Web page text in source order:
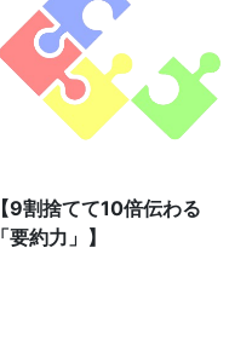
【9割捨てて10倍伝わる
「要約力」】